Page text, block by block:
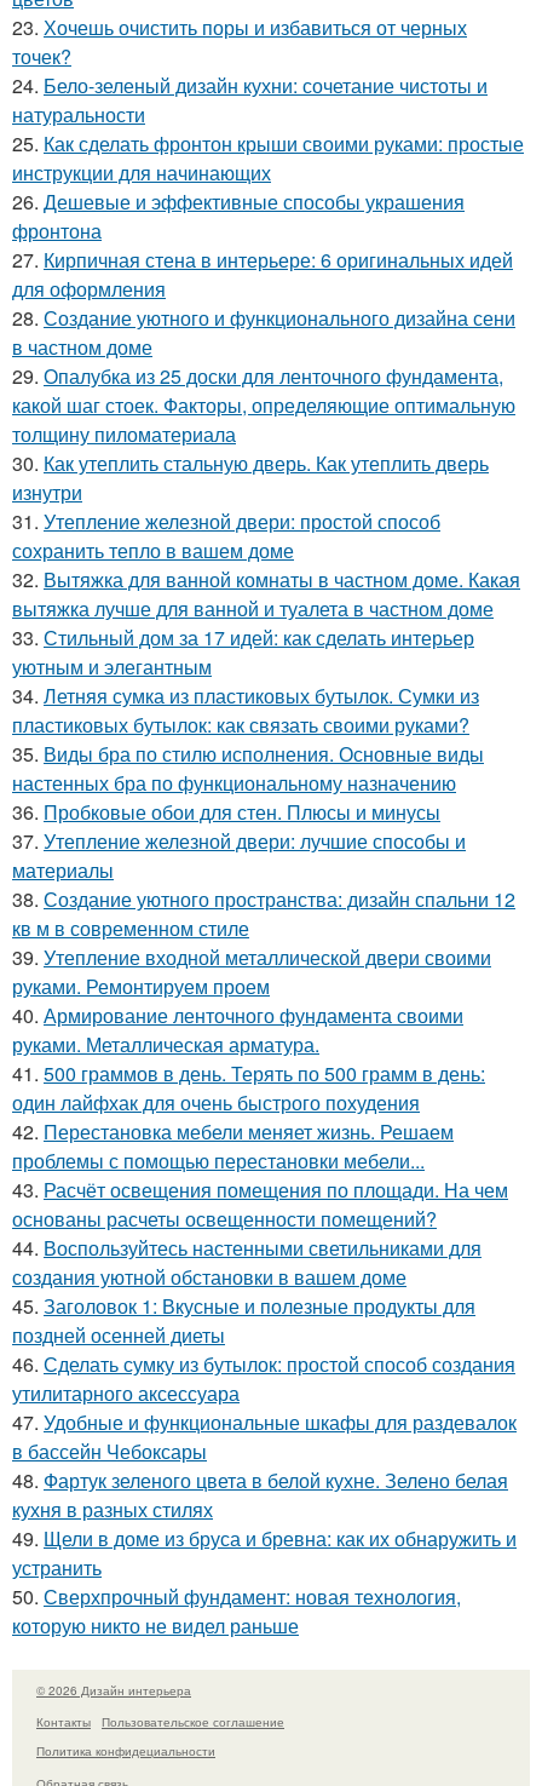
23. Хочешь очистить поры и избавиться от черных
точек?
24. Бело-зеленый дизайн кухни: сочетание чистоты и
натуральности
25. Как сделать фронтон крыши своими руками: простые
инструкции для начинающих
26. Дешевые и эффективные способы украшения
фронтона
27. Кирпичная стена в интерьере: 6 оригинальных идей
для оформления
28. Создание уютного и функционального дизайна сени
в частном доме
29. Опалубка из 25 доски для ленточного фундамента,
какой шаг стоек. Факторы, определяющие оптимальную
толщину пиломатериала
30. Как утеплить стальную дверь. Как утеплить дверь
изнутри
31. Утепление железной двери: простой способ
сохранить тепло в вашем доме
32. Вытяжка для ванной комнаты в частном доме. Какая
вытяжка лучше для ванной и туалета в частном доме
33. Стильный дом за 17 идей: как сделать интерьер
уютным и элегантным
34. Летняя сумка из пластиковых бутылок. Сумки из
пластиковых бутылок: как связать своими руками?
35. Виды бра по стилю исполнения. Основные виды
настенных бра по функциональному назначению
36. Пробковые обои для стен. Плюсы и минусы
37. Утепление железной двери: лучшие способы и
материалы
38. Создание уютного пространства: дизайн спальни 12
кв м в современном стиле
39. Утепление входной металлической двери своими
руками. Ремонтируем проем
40. Армирование ленточного фундамента своими
руками. Металлическая арматура.
41. 500 граммов в день. Терять по 500 грамм в день:
один лайфхак для очень быстрого похудения
42. Перестановка мебели меняет жизнь. Решаем
проблемы с помощью перестановки мебели...
43. Расчёт освещения помещения по площади. На чем
основаны расчеты освещенности помещений?
44. Воспользуйтесь настенными светильниками для
создания уютной обстановки в вашем доме
45. Заголовок 1: Вкусные и полезные продукты для
поздней осенней диеты
46. Сделать сумку из бутылок: простой способ создания
утилитарного аксессуара
47. Удобные и функциональные шкафы для раздевалок
в бассейн Чебоксары
48. Фартук зеленого цвета в белой кухне. Зелено белая
кухня в разных стилях
49. Щели в доме из бруса и бревна: как их обнаружить и
устранить
50. Сверхпрочный фундамент: новая технология,
которую никто не видел раньше
© 2026 Дизайн интерьера
Контакты
Пользовательское соглашение
Политика конфидециальности